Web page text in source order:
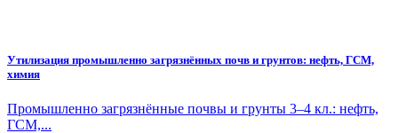
Утилизация промышленно загрязнённых почв и грунтов: нефть, ГСМ,
химия
Промышленно загрязнённые почвы и грунты 3–4 кл.: нефть,
ГСМ,...